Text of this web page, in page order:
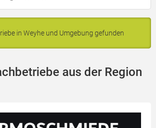
in Weyhe und Umgebung gefunden
aus der Region